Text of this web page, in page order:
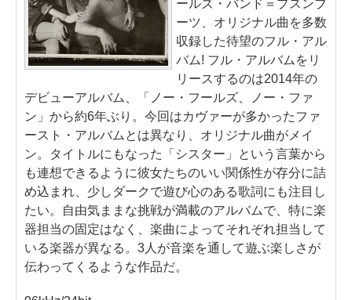
ールズ・バンド＝プスンブ
ーツ、オリジナル曲を多数
収録した待望のフル・アル
バム! フル・アルバムをリ
リースするのは2014年の
デビューアルバム、「ノー・フールズ、ノー・ファ
ン」から約6年ぶり。今回はカヴァーが多かったファ
ースト・アルバムとは異なり、オリジナル曲がメイ
ン。タイトルにもなった「シスター」という言葉から
も連想できるように彼女たちのいい関係性が存分に詰
め込まれ、少しダークで遊び心のある歌詞にも注目し
たい。自由気ままな挑戦が満載のアルバムで、特に楽
器担当の固定はなく、楽曲によってそれぞれ担当して
いる楽器が異なる。3人が音楽を通して遊ぶ楽しさが
伝わってくるような作品だ。